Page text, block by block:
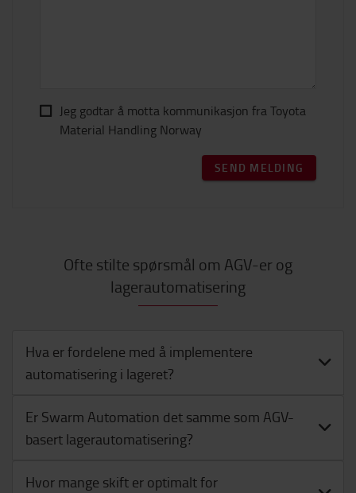
Jeg godtar å motta kommunikasjon fra Toyota
Material Handling Norway
SEND MELDING
Ofte stilte spørsmål om AGV-er og
lagerautomatisering
Hva er fordelene med å implementere
automatisering i lageret?
Er Swarm Automation det samme som AGV-
basert lagerautomatisering?
Hvor mange skift er optimalt for